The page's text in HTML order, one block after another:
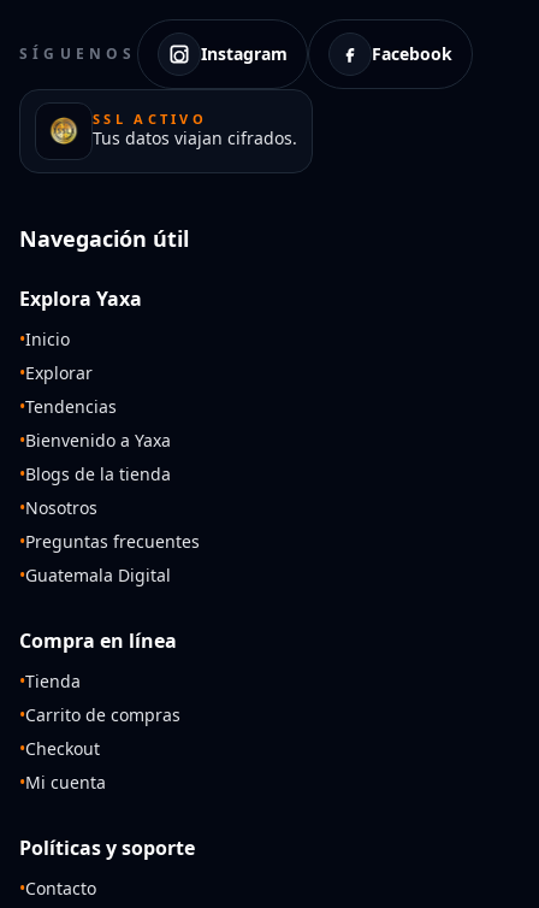
SÍGUENOS Instagram Facebook
SSL ACTIVO
Tus datos viajan cifrados.
Navegación útil
Explora Yaxa
•Inicio
•Explorar
•Tendencias
•Bienvenido a Yaxa
•Blogs de la tienda
•Nosotros
•Preguntas frecuentes
•Guatemala Digital
Compra en línea
•Tienda
•Carrito de compras
•Checkout
•Mi cuenta
Políticas y soporte
•Contacto